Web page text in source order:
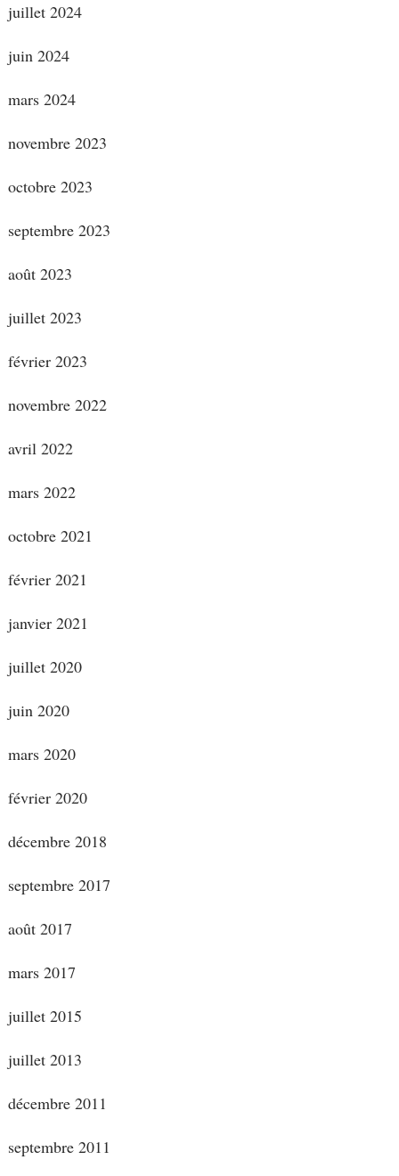
juillet 2024
juin 2024
mars 2024
novembre 2023
octobre 2023
septembre 2023
août 2023
juillet 2023
février 2023
novembre 2022
avril 2022
mars 2022
octobre 2021
février 2021
janvier 2021
juillet 2020
juin 2020
mars 2020
février 2020
décembre 2018
septembre 2017
août 2017
mars 2017
juillet 2015
juillet 2013
décembre 2011
septembre 2011